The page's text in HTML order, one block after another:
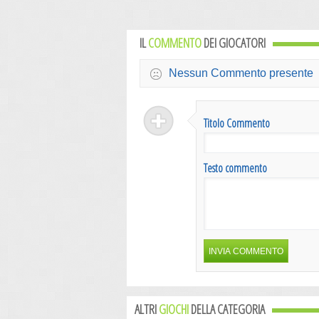
ILCOMMENTODEI GIOCATORI
Nessun Commento presente
Titolo Commento
Testo commento
ALTRIGIOCHIDELLA CATEGORIA